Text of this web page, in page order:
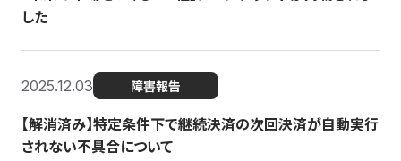
した
2025.12.03 障害報告
【解消済み】特定条件下で継続決済の次回決済が自動実行
されない不具合について